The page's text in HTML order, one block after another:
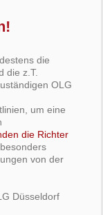
die
die z.T.
OLG
um eine
die Richter
besonders
von der
Düsseldorf